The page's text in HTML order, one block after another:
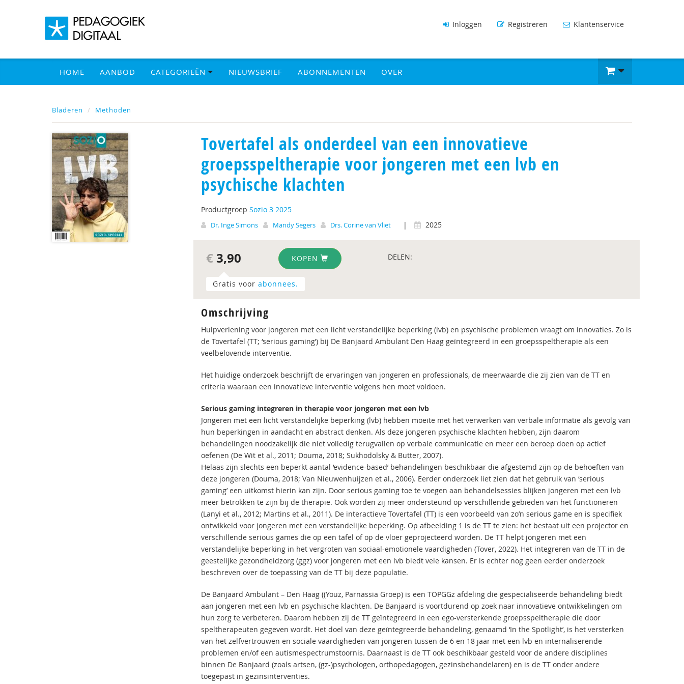
Inloggen Registreren Klantenservice
HOME AANBOD CATEGORIEËN NIEUWSBRIEF ABONNEMENTEN OVER
Bladeren Methoden
Tovertafel als onderdeel van een innovatieve
groepsspeltherapie voor jongeren met een lvb en
psychische klachten
Productgroep Sozio 3 2025
Dr. Inge Simons Mandy Segers Drs. Corine van Vliet | 2025
€ 3,90 KOPEN DELEN:
Gratis voor abonnees.
Omschrijving
Hulpverlening voor jongeren met een licht verstandelijke beperking (lvb) en psychische problemen vraagt om innovaties. Zo is
de Tovertafel (TT; ‘serious gaming’) bij De Banjaard Ambulant Den Haag geïntegreerd in een groepsspeltherapie als een
veelbelovende interventie.
Het huidige onderzoek beschrijft de ervaringen van jongeren en professionals, de meerwaarde die zij zien van de TT en
criteria waaraan een innovatieve interventie volgens hen moet voldoen.
Serious gaming integreren in therapie voor jongeren met een lvb
Jongeren met een licht verstandelijke beperking (lvb) hebben moeite met het verwerken van verbale informatie als gevolg van
hun beperkingen in aandacht en abstract denken. Als deze jongeren psychische klachten hebben, zijn daarom
behandelingen noodzakelijk die niet volledig terugvallen op verbale communicatie en meer een beroep doen op actief
oefenen (De Wit et al., 2011; Douma, 2018; Sukhodolsky & Butter, 2007).
Helaas zijn slechts een beperkt aantal ‘evidence-based’ behandelingen beschikbaar die afgestemd zijn op de behoeften van
deze jongeren (Douma, 2018; Van Nieuwenhuijzen et al., 2006). Eerder onderzoek liet zien dat het gebruik van ‘serious
gaming’ een uitkomst hierin kan zijn. Door serious gaming toe te voegen aan behandelsessies blijken jongeren met een lvb
meer betrokken te zijn bij de therapie. Ook worden zij meer ondersteund op verschillende gebieden van het functioneren
(Lanyi et al., 2012; Martins et al., 2011). De interactieve Tovertafel (TT) is een voorbeeld van zo’n serious game en is specifiek
ontwikkeld voor jongeren met een verstandelijke beperking. Op afbeelding 1 is de TT te zien: het bestaat uit een projector en
verschillende serious games die op een tafel of op de vloer geprojecteerd worden. De TT helpt jongeren met een
verstandelijke beperking in het vergroten van sociaal-emotionele vaardigheden (Tover, 2022). Het integreren van de TT in de
geestelijke gezondheidzorg (ggz) voor jongeren met een lvb biedt vele kansen. Er is echter nog geen eerder onderzoek
beschreven over de toepassing van de TT bij deze populatie.
De Banjaard Ambulant – Den Haag ((Youz, Parnassia Groep) is een TOPGGz afdeling die gespecialiseerde behandeling biedt
aan jongeren met een lvb en psychische klachten. De Banjaard is voortdurend op zoek naar innovatieve ontwikkelingen om
hun zorg te verbeteren. Daarom hebben zij de TT geïntegreerd in een ego-versterkende groepsspeltherapie die door
speltherapeuten gegeven wordt. Het doel van deze geïntegreerde behandeling, genaamd ‘In the Spotlight’, is het versterken
van het zelfvertrouwen en sociale vaardigheden van jongeren tussen de 6 en 18 jaar met een lvb en internaliserende
problemen en/of een autismespectrumstoornis. Daarnaast is de TT ook beschikbaar gesteld voor de andere disciplines
binnen De Banjaard (zoals artsen, (gz-)psychologen, orthopedagogen, gezinsbehandelaren) en is de TT onder andere
toegepast in gezinsinterventies.